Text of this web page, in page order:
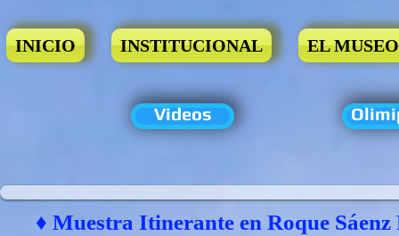
INICIO INSTITUCIONAL EL MUSEO
Videos
♦ Muestra Itinerante en Roque